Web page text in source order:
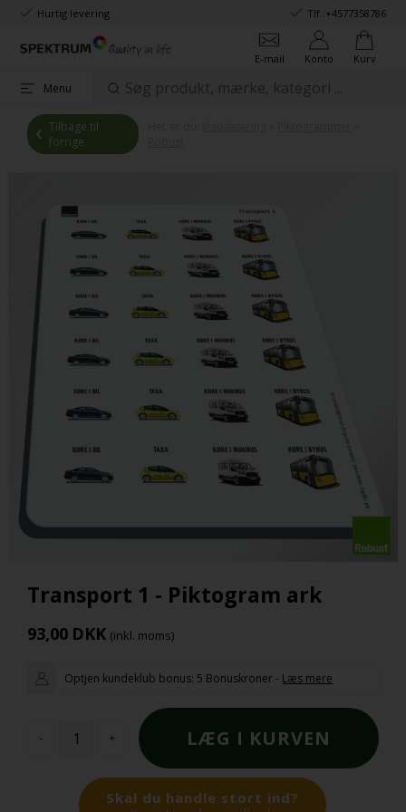
Hurtig levering Tlf.:+4577358786
E-mail Konto Kurv
Menu
Tilbage til
forrige
Transport 1 - Piktogram ark
93,00 DKK (inkl. moms)
Optjen kundeklub bonus: 5 Bonuskroner - Læs mere
- +
Skal du handle stort ind?